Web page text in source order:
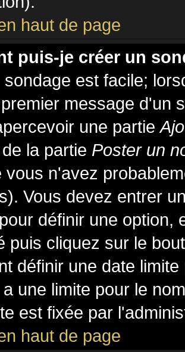
haut de page
puis-je créer un
sondage est facile;
message d'un
une partie
la partie Poster un
vous n'avez
Vous devez entrer
définir une option,
puis cliquez sur le
définir une date
a une limite pour le
est fixée par
haut de page